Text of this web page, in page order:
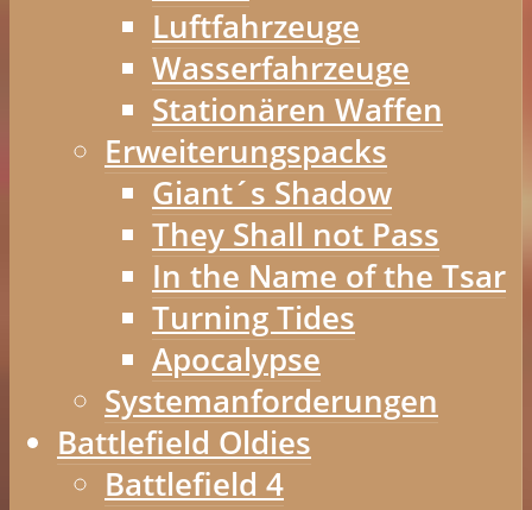
Luftfahrzeuge
Wasserfahrzeuge
Stationären Waffen
Erweiterungspacks
Giant´s Shadow
They Shall not Pass
In the Name of the Tsar
Turning Tides
Apocalypse
Systemanforderungen
Battlefield Oldies
Battlefield 4